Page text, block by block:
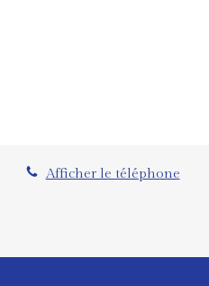
Afficher le téléphone